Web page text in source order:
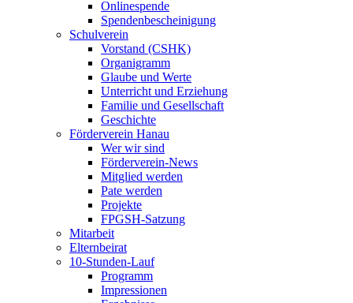
Onlinespende
Spendenbescheinigung
Schulverein
Vorstand (CSHK)
Organigramm
Glaube und Werte
Unterricht und Erziehung
Familie und Gesellschaft
Geschichte
Förderverein Hanau
Wer wir sind
Förderverein-News
Mitglied werden
Pate werden
Projekte
FPGSH-Satzung
Mitarbeit
Elternbeirat
10-Stunden-Lauf
Programm
Impressionen